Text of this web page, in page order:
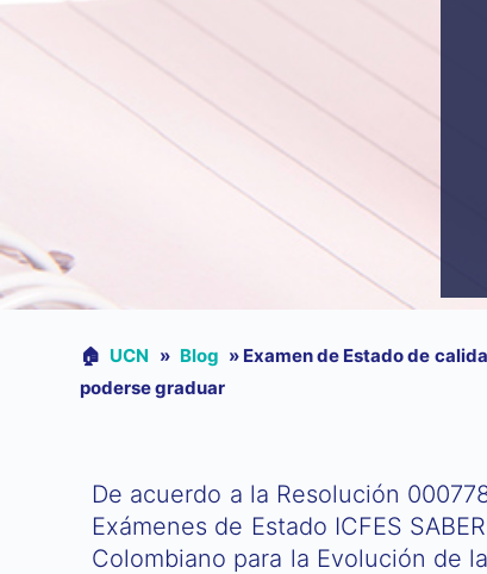
🏠︎ UCN » Blog » Examen de Estado de
poderse graduar
De acuerdo a la Resolución
Exámenes de Estado ICFES
Colombiano para la Evolución de